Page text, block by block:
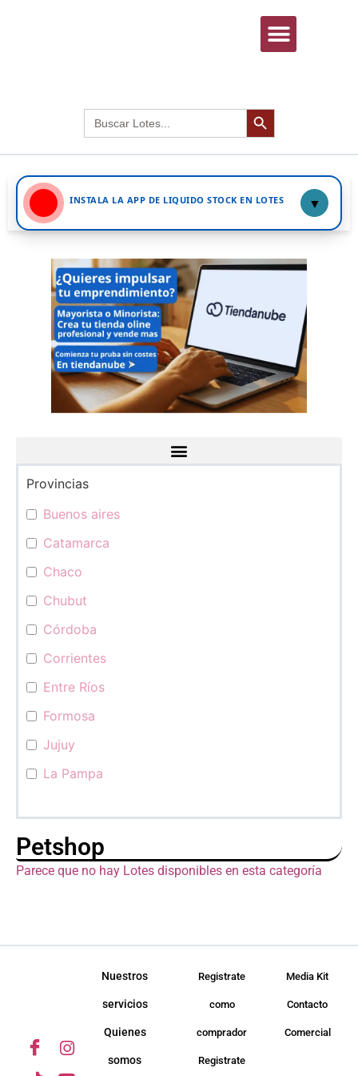
Buscar: Botón de
INSTALA LA APP DE LIQUIDO STOCK EN LOTES ▼
Provincias
Buenos aires
Catamarca
Chaco
Chubut
Córdoba
Corrientes
Entre Ríos
Formosa
Jujuy
La Pampa
Misiones
Salta
Santa Cruz
Petshop
Parece que no hay Lotes disponibles en esta categoría
Nuestros
servicios
Quienes
somos
Registrate
como
comprador
Registrate
Media Kit
Contacto
Comercial